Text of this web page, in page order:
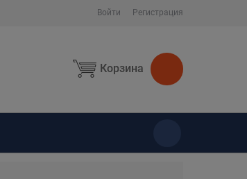
Войти Регистрация
Корзина